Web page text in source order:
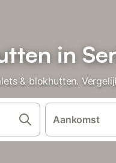
in
& blokhutten.
Aankomst